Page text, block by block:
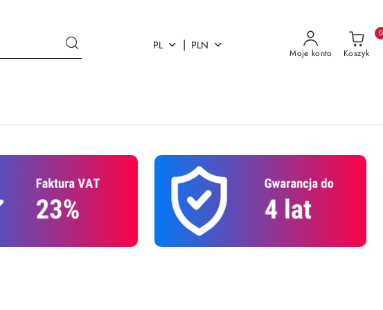
PL | PLN
Moje konto Koszyk
0